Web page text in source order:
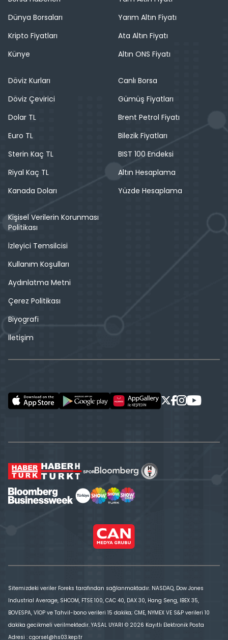
Dünya Borsaları
Kripto Fiyatları
Künye
Yarım Altın Fiyatı
Ata Altın Fiyatı
Altın ONS Fiyatı
Döviz Kurları
Döviz Çevirici
Dolar TL
Euro TL
Sterin Kaç TL
Riyal Kaç TL
Kanada Doları
Canlı Borsa
Gümüş Fiyatları
Brent Petrol Fiyatı
Bilezik Fiyatları
BIST 100 Endeksi
Altın Hesaplama
Yüzde Hesaplama
Kişisel Verilerin Korunması
Politikası
İzleyici Temsilcisi
Kullanım Koşulları
Aydınlatma Metni
Çerez Politikası
Biyografi
İletişim
Sitemizdeki veriler Foreks tarafından sağlanmaktadır. NASDAQ, Dow Jones
Industrial Average, SHCOM, FTSE 100, CAC 40, DAX 30, Hang Seng, IBEX 35,
BOVESPA, VİOP ve Tahvil-bono verileri 15 dakika; CME, NYMEX VE S&P verileri 10
dakika gecikmeli verilmektedir. YASAL UYARI © 2026 Kayıtlı Elektronik Posta
Adresi : cgorsel@hs03.kep.tr